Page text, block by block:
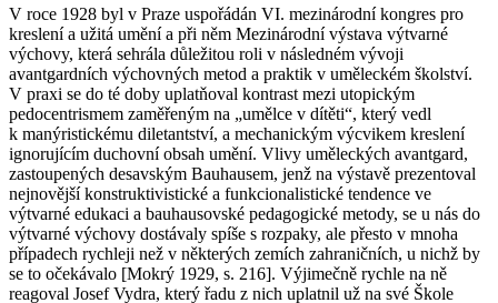
V roce 1928 byl v Praze uspořádán VI. mezinárodní kongres pro
kreslení a užitá umění a při něm Mezinárodní výstava výtvarné
výchovy, která sehrála důležitou roli v následném vývoji
avantgardních výchovných metod a praktik v uměleckém školství.
V praxi se do té doby uplatňoval kontrast mezi utopickým
pedocentrismem zaměřeným na „umělce v dítěti“, který vedl
k manýristickému diletantství, a mechanickým výcvikem kreslení
ignorujícím duchovní obsah umění. Vlivy uměleckých avantgard,
zastoupených desavským Bauhausem, jenž na výstavě prezentoval
nejnovější konstruktivistické a funkcionalistické tendence ve
výtvarné edukaci a bauhausovské pedagogické metody, se u nás do
výtvarné výchovy dostávaly spíše s rozpaky, ale přesto v mnoha
případech rychleji než v některých zemích zahraničních, u nichž by
se to očekávalo [Mokrý 1929, s. 216]. Výjimečně rychle na ně
reagoval Josef Vydra, který řadu z nich uplatnil už na své Škole